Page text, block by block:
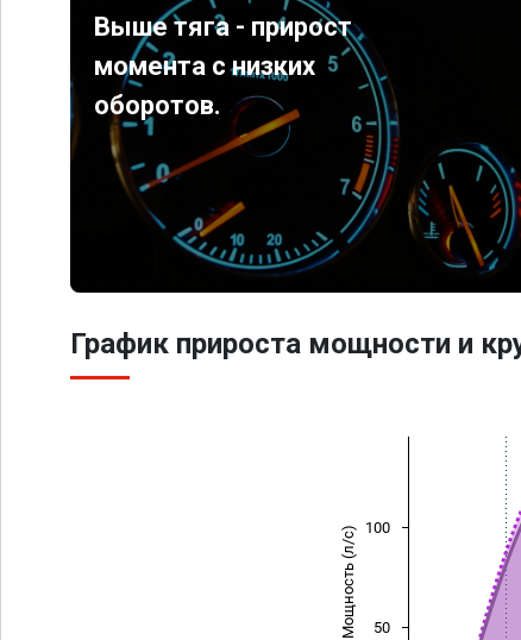
Выше тяга - прирост
момента с низких
оборотов.
График прироста мощности и
Мощность (л/с) 50
100